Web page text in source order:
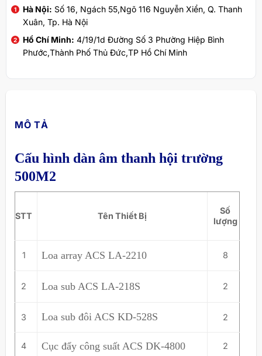
Hà Nội: Số 16, Ngách 55,Ngõ 116 Nguyễn Xiển, Q. Thanh
Xuân, Tp. Hà Nội
Hồ Chí Minh: 4/19/1d Đường Số 3 Phường Hiệp Bình
Phước,Thành Phố Thủ Đức,TP Hồ Chí Minh
MÔ TẢ
Cấu hình dàn âm thanh hội trường
500M2
STT Tên Thiết Bị
Số
lượng
1 Loa array ACS LA-2210 8
2 Loa sub ACS LA-218S 2
3 Loa sub đôi ACS KD-528S 2
4 Cục đẩy công suất ACS DK-4800 2